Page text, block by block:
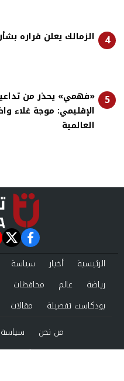
4 الزمالك يعلن قراره
5
«فهمي» يحذر من
الإقليمي: موجة غلاء
العالمية
الرئيسية أخبار سياسة
رياضة
عالم محافظات
بودكاست تفصيلة
مقالات
من نحن